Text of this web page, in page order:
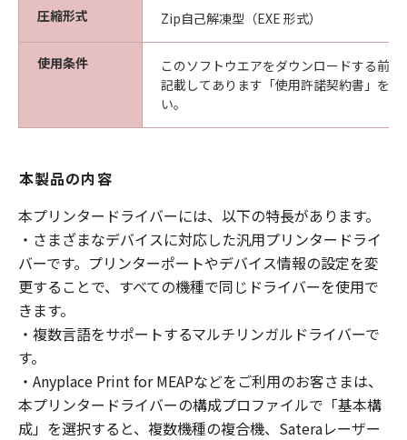
圧縮形式 Zip自己解凍型（EXE 形式）
使用条件
このソフトウエアをダウンロードする前
記載してあります「使用許諾契約書」を
い。
本製品の内容
本プリンタードライバーには、以下の特長があります。
・さまざまなデバイスに対応した汎用プリンタードライ
バーです。プリンターポートやデバイス情報の設定を変
更することで、すべての機種で同じドライバーを使用で
きます。
・複数言語をサポートするマルチリンガルドライバーで
す。
・Anyplace Print for MEAPなどをご利用のお客さまは、
本プリンタードライバーの構成プロファイルで「基本構
成」を選択すると、複数機種の複合機、Sateraレーザー